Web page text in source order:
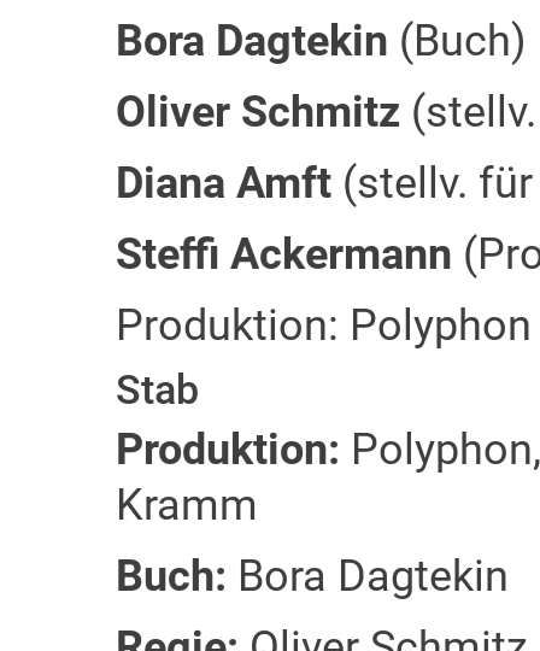
Bora Dagtekin (Buch)
Oliver Schmitz
Diana Amft (stellv.
Steffi Ackermann
Produktion: Polyphon
Stab
Produktion:
Kramm
Buch: Bora Dagtekin